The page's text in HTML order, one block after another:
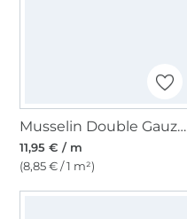
Musselin Double Gauze Dobby Blue Poppy, weiß
11,95 € / m
(8,85 € / 1 m²)